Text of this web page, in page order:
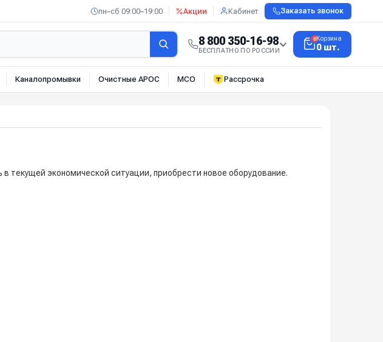
пн–сб 09:00–19:00 Акции Кабинет Заказать звонок
8 800 350-16-98
БЕСПЛАТНО ПО РОССИИ
0Корзина
0 шт.
Каналопромывки Очистные АРОС МСО Рассрочка
текущей экономической ситуации, приобрести новое оборудование.